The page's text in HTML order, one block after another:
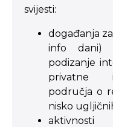
svijesti:
događanja
info dani)
podizanje
privatne
područja o
nisko
aktivnosti